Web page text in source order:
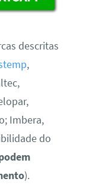
descritas
,
Imbera,
do
).